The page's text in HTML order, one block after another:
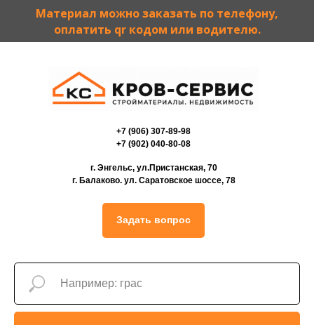
Материал можно заказать по телефону,
оплатить qr кодом или водителю.
+7 (906) 307-89-98
+7 (902) 040-80-08
г. Энгельс, ул.Пристанская, 70
г. Балаково. ул. Саратовское шоссе, 78
Задать вопрос